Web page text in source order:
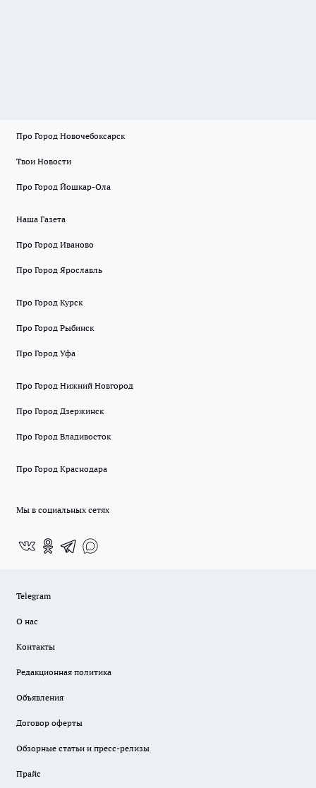
Про Город Новочебоксарск
Твои Новости
Про Город Йошкар-Ола
Наша Газета
Про Город Иваново
Про Город Ярославль
Про Город Курск
Про Город Рыбинск
Про Город Уфа
Про Город Нижний Новгород
Про Город Дзержинск
Про Город Владивосток
Про Город Краснодара
Мы в социальных сетях
Telegram
О нас
Контакты
Редакционная политика
Объявления
Договор оферты
Обзорные статьи и пресс-релизы
Прайс